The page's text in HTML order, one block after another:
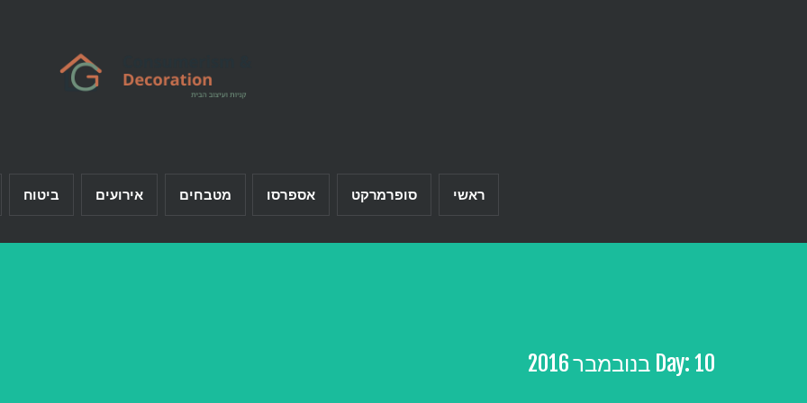
ראשי סופרמרקט אספרסו מטבחים אירועים ביטוח
Day:10 בנובמבר 2016